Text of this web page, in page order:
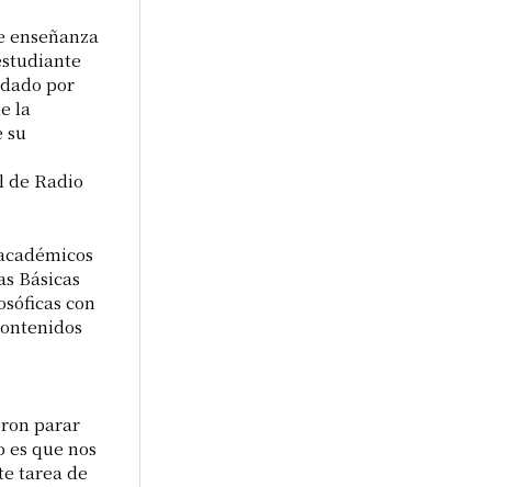
enseñanza
por
la
su
de Radio
Básicas
con
parar
que nos
tarea de